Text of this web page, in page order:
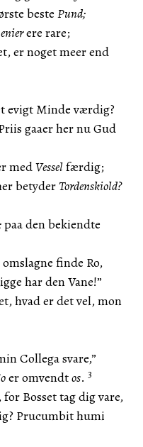
beste Pund;
ere rare;
er noget meer end
evigt Minde værdig?
gaaer her nu Gud
medVesselfærdig;
betyderTordenskiold?
paa den bekiendte
finde Ro,
har den Vane!”
er det vel, mon
Collega svare,”
er omvendtos. 3
Bosset tag dig vare,
Prucumbit humi